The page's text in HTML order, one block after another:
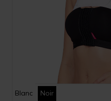
Blanc Noir